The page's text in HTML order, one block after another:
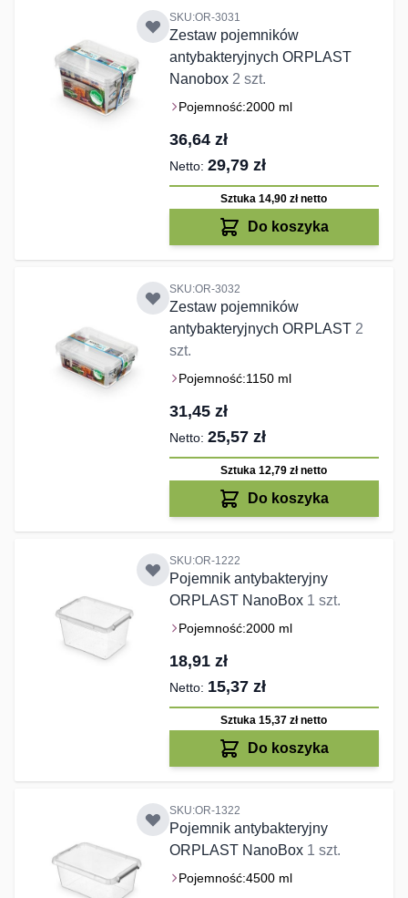
SKU:OR-3031
Zestaw pojemników
antybakteryjnych ORPLAST
Nanobox 2 szt.
Pojemność:2000 ml
36,64 zł
29,79 zł
Sztuka 14,90 złnetto
Do koszyka
SKU:OR-3032
Zestaw pojemników
antybakteryjnych ORPLAST 2
szt.
Pojemność:1150 ml
31,45 zł
25,57 zł
Sztuka 12,79 złnetto
Do koszyka
SKU:OR-1222
Pojemnik antybakteryjny
ORPLAST NanoBox 1 szt.
Pojemność:2000 ml
18,91 zł
15,37 zł
Sztuka 15,37 złnetto
Do koszyka
SKU:OR-1322
Pojemnik antybakteryjny
ORPLAST NanoBox 1 szt.
Pojemność:4500 ml